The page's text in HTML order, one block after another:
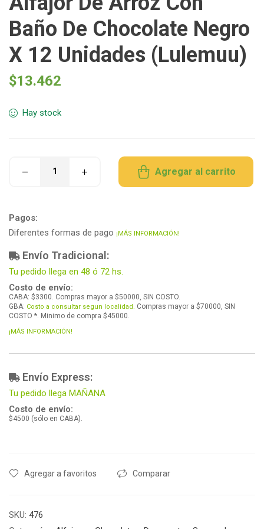
Baño De Chocolate Negro
X 12 Unidades (Lulemuu)
$13.462
Hay stock
Agregar al carrito
Pagos:
Diferentes formas de pago ¡MÁS INFORMACIÓN!
Envío Tradicional:
Tu pedido llega en 48 ó 72 hs.
Costo de envío:
CABA: $3300. Compras mayor a $50000, SIN COSTO.
GBA: Costo a consultar segun localidad.
Compras mayor a $70000, SIN
COSTO *. Minimo de compra $45000.
¡MÁS INFORMACIÓN!
Envío Express:
Tu pedido llega MAÑANA
Costo de envío:
$4500 (sólo en CABA).
Agregar a favoritos Comparar
SKU: 476